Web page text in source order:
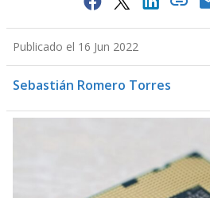
Publicado el 16 Jun 2022
Sebastián Romero Torres